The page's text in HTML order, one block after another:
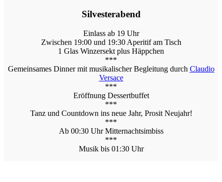
Silvesterabend
Einlass ab 19 Uhr
Zwischen 19:00 und 19:30 Aperitif am Tisch
1 Glas Winzersekt plus Häppchen
***
Gemeinsames Dinner mit musikalischer Begleitung durch Claudio
Versace
***
Eröffnung Dessertbuffet
***
Tanz und Countdown ins neue Jahr, Prosit Neujahr!
***
Ab 00:30 Uhr Mitternachtsimbiss
***
Musik bis 01:30 Uhr